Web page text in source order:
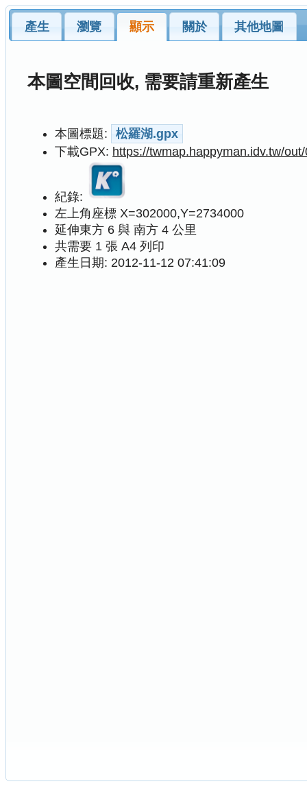
產生 瀏覽 顯示 關於 其他地圖
本圖空間回收, 需要請重新產生
本圖標題:
松羅湖.gpx
下載GPX: https://twmap.happyman.idv.tw/
紀錄:
左上角座標 X=302000,Y=2734000
延伸東方 6 與 南方 4 公里
共需要 1 張 A4 列印
產生日期: 2012-11-12 07:41:09